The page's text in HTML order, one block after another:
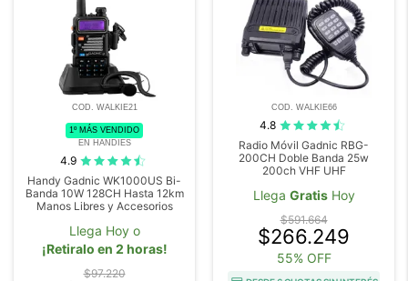
COD. WALKIE21
1º MÁS VENDIDO
EN HANDIES
4.9
Handy Gadnic WK1000US Bi-
Banda 10W 128CH Hasta 12km
Manos Libres y Accesorios
Llega Hoy o
¡Retiralo en 2 horas!
$97.220
COD. WALKIE66
4.8
Radio Móvil Gadnic RBG-
200CH Doble Banda 25w
200ch VHF UHF
Llega GratisHoy
$591.664
$266.249
55% OFF